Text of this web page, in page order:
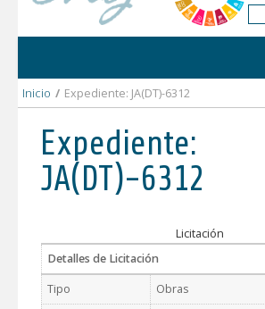
Inicio / Expediente: JA(DT)-6312
Expediente:
JA(DT)-6312
Licitación
Detalles de Licitación
Tipo
Obras